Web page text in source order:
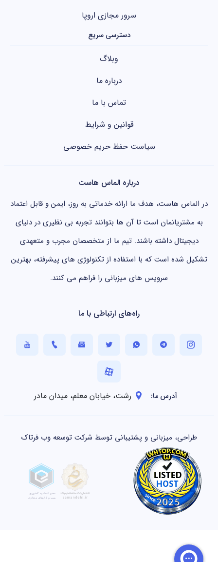
سرور مجازی اروپا
دسترسی سریع
وبلاگ
درباره ما
تماس با ما
قوانین و شرایط
سیاست حفظ حریم خصوصی
درباره الماس هاست
در الماس هاست، هدف ما ارائه خدماتی به روز، ایمن و قابل اعتماد
به مشتریانمان است تا آن ها بتوانند تجربه بی نظیری در دنیای
دیجیتال داشته باشند. تیم ما از متخصصان مجرب و متعهدی
تشکیل شده است که با استفاده از تکنولوژی های پیشرفته، بهترین
سرویس های میزبانی را فراهم می کنند.
راه‌های ارتباطی با ما
آدرس ما: رشت، خیابان معلم، میدان مادر
طراحی، میزبانی و پشتیبانی توسط شرکت توسعه وب فرتاک